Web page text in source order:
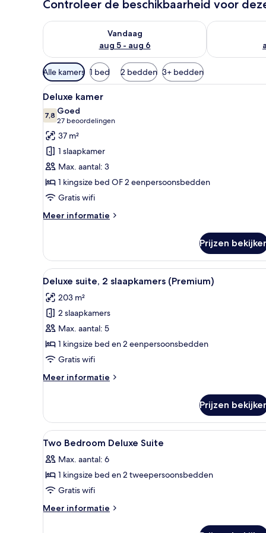
Controleer de beschikbaarheid voor
Vandaag
aug 5 - aug 6
De beschikbaarheid controleren voor vanavond aug
De
Beschikbare
filters
voor
kamers
Alle kamers 1 bed 2 bedden 3+ bedden
Alle
foto's
voor
Deluxe
kamer
laden
Een hotelkamer met twee
15
Deluxe kamer
7,87,8 van 10
Goed
27 beoordelingen
(27
beoordelingen)
37 m²
1 slaapkamer
Max. aantal: 3
1 kingsize bed OF 2 eenpersoonsbedden
Gratis wifi
Meer informatie
Meer
kamer
Prijzen
Alle
foto's
voor
Deluxe
suite,
2
slaapkamers
laden
Een moderne woonkamer
7
Deluxe suite, 2 slaapkamers (Premium)
203 m²
2 slaapkamers
Max. aantal: 5
1 kingsize bed en 2 eenpersoonsbedden
Gratis wifi
Meer informatie
Meer
suite,
slaapkamers
Prijzen
Alle
foto's
voor
Two
Bedroom
Deluxe
Een gratis minibar, een kluis
5
Two Bedroom Deluxe Suite
Max. aantal: 6
1 kingsize bed en 2 tweepersoonsbedden
Gratis wifi
Meer informatie
Meer